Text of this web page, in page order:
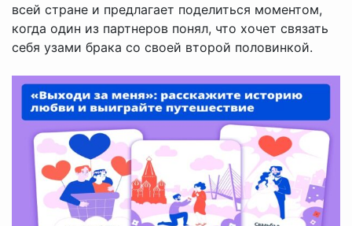
всей стране и предлагает поделиться моментом,
когда один из партнеров понял, что хочет связать
себя узами брака со своей второй половинкой.